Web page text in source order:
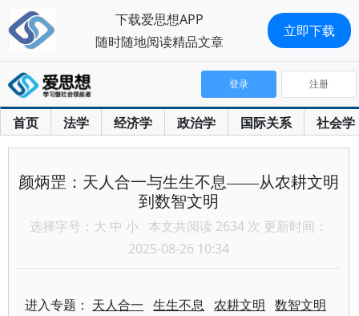
首页 法学 经济学 政治学 国际关系 社会学
登录 注册
颜炳罡：天人合一与生生不息——从农耕文明
到数智文明
选择字号： 大 中 小 本文共阅读 2634 次 更新时间：
2025-08-26 10:34
进入专题： 天人合一 生生不息 农耕文明
数智文明
下载爱思想APP
随时随地阅读精品文章
立即下载